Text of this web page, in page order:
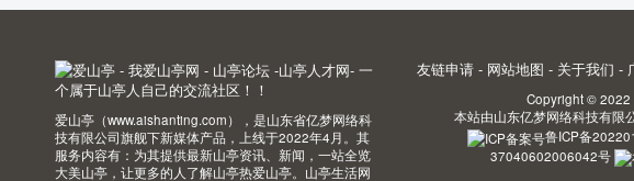
爱山亭（www.aishanting.com），是山东省亿梦网络科
技有限公司旗舰下新媒体产品，上线于2022年4月。其
服务内容有：为其提供最新山亭资讯、新闻，一站全览
大美山亭，让更多的人了解山亭热爱山亭。山亭生活网
友链申请 - 网站地图 - 关于我们 -
Copyright © 2022
本站由山东亿梦网络科技有限
鲁ICP备
37040602006042号